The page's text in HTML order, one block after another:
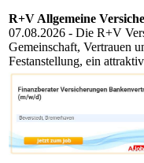
R+V Allgemeine
07.08.2026 - Die R+V
Gemeinschaft, Vertrauen
Festanstellung, ein